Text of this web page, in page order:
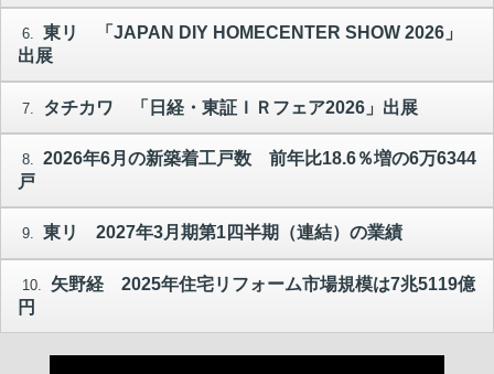
6. 東リ 「JAPAN DIY HOMECENTER SHOW 2026」
出展
7. タチカワ 「日経・東証ＩＲフェア2026」出展
8. 2026年6月の新築着工戸数 前年比18.6％増の6万6344
戸
9. 東リ 2027年3月期第1四半期（連結）の業績
10.
矢野経 2025年住宅リフォーム市場規模は7兆5119億
円